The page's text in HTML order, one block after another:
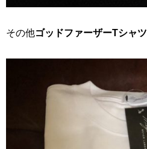
その他ゴッドファーザーTシャツ